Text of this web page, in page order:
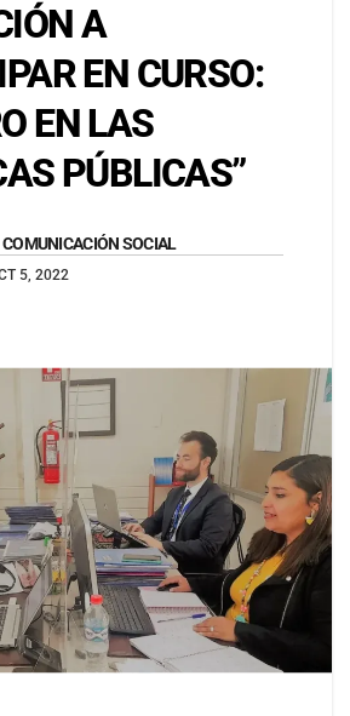
A
EN CURSO:
EN LAS
PÚBLICAS”
COMUNICACIÓN SOCIAL
5, 2022